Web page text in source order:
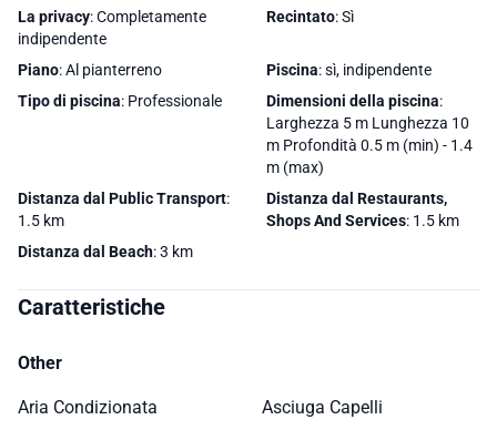
La privacy: Completamente
indipendente
Recintato: Sì
Piano: Al pianterreno Piscina: sì, indipendente
Tipo di piscina: Professionale Dimensioni della piscina:
Larghezza 5 m Lunghezza 10
m Profondità 0.5 m (min) - 1.4
m (max)
Distanza dal Public Transport:
1.5 km
Distanza dal Restaurants,
Shops And Services: 1.5 km
Distanza dal Beach: 3 km
Caratteristiche
Other
Aria Condizionata
Asciuga Capelli